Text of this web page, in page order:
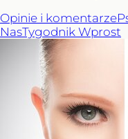
Opinie i komentarze
NasTygodnik Wprost